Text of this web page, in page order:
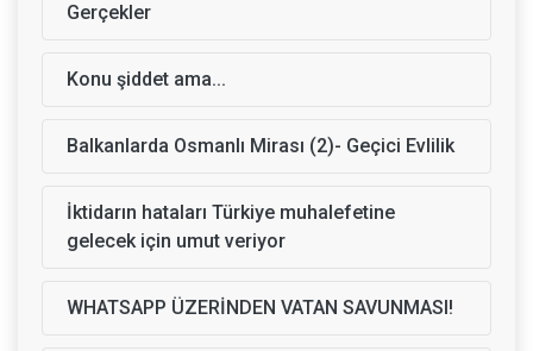
Gerçekler
Konu şiddet ama...
Balkanlarda Osmanlı Mirası (2)- Geçici Evlilik
İktidarın hataları Türkiye muhalefetine
gelecek için umut veriyor
WHATSAPP ÜZERİNDEN VATAN SAVUNMASI!